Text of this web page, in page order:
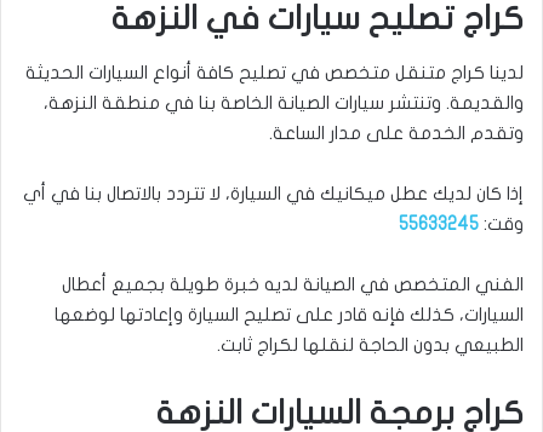
كراج تصليح سيارات في النزهة
لدينا كراج متنقل متخصص في تصليح كافة أنواع السيارات الحديثة
والقديمة. وتنتشر سيارات الصيانة الخاصة بنا في منطقة النزهة،
وتقدم الخدمة على مدار الساعة.
إذا كان لديك عطل ميكانيك في السيارة، لا تتردد بالاتصال بنا في أي
وقت: 55633245
الفني المتخصص في الصيانة لديه خبرة طويلة بجميع أعطال
السيارات، كذلك فإنه قادر على تصليح السيارة وإعادتها لوضعها
الطبيعي بدون الحاجة لنقلها لكراج ثابت.
كراج برمجة السيارات النزهة